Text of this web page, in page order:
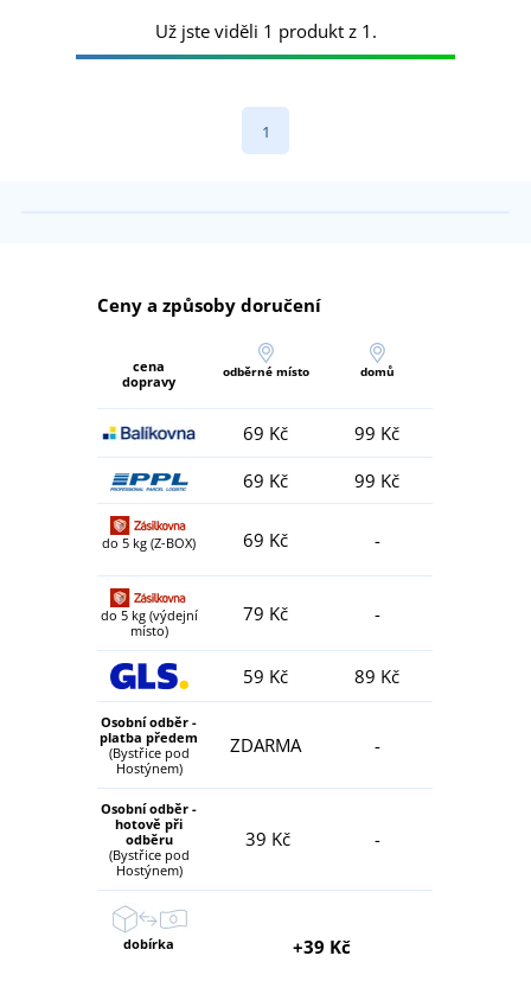
Už jste viděli 1 produkt z 1.
1
Ceny a způsoby doručení
cena
dopravy
odběrné místo domů
69 Kč
99 Kč
69 Kč
99 Kč
do 5 kg (Z-BOX) 69 Kč -
do 5 kg (výdejní
místo)
79 Kč -
59 Kč 89 Kč
Osobní odběr -
platba předem
(Bystřice pod
Hostýnem)
ZDARMA -
Osobní odběr -
hotově při
odběru
(Bystřice pod
Hostýnem)
39 Kč -
dobírka +39 Kč